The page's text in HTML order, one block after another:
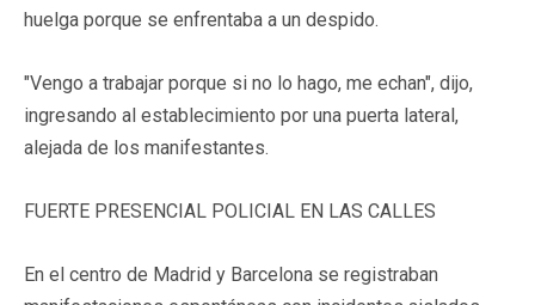
huelga porque se enfrentaba a un despido.
"Vengo a trabajar porque si no lo hago, me echan", dijo,
ingresando al establecimiento por una puerta lateral,
alejada de los manifestantes.
FUERTE PRESENCIAL POLICIAL EN LAS CALLES
En el centro de Madrid y Barcelona se registraban